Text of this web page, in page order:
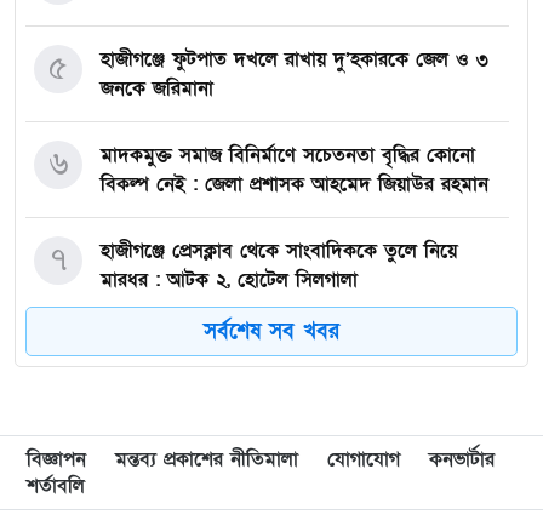
হাজীগঞ্জে ফুটপাত দখলে রাখায় দু’হকারকে জেল ও ৩
জনকে জরিমানা
৫
মাদকমুক্ত সমাজ বিনির্মাণে সচেতনতা বৃদ্ধির কোনো
বিকল্প নেই : জেলা প্রশাসক আহমেদ জিয়াউর রহমান
৬
হাজীগঞ্জে প্রেসক্লাব থেকে সাংবাদিককে তুলে নিয়ে
মারধর : আটক ২, হোটেল সিলগালা
৭
মতলব উত্তরে কালাম এন্টারপ্রাইজের মালিককে ২৫
হাজার টাকা জরিমানা
৮
মেরিল প্রথম আলো সমালোচক পুরস্কার ২০২৫ : সেরা
অভিনেতার চূড়ান্ত মনোনয়নে জায়গা করে নিলেন
৯
সর্বশেষ সব খবর
বিজ্ঞাপন মন্তব্য প্রকাশের নীতিমালা যোগাযোগ
কনভার্টার
শর্তাবলি